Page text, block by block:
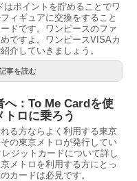
ポイントを貯めることでワ
ィギュアに交換をすること
ドです。ワンピースのファ
ですよ。ワンピースVISAカ
介していきましょう。
事を読む
へ：To Me Cardを使
トロに乗ろう
る方ならよく利用する東京
の東京メトロが発行してい
ジットカードについて詳し
メトロを利用する方にとっ
カードは必見です。